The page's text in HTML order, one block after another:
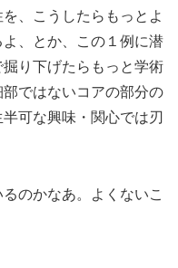
、こうしたらもっとよ
、とか、この１例に潜
り下げたらもっと学術
ではないコアの部分の
可な興味・関心では刃
のかなあ。よくないこ